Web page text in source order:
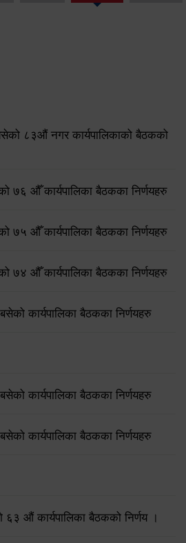
८३औं नगर कार्यपालिकाको बैठकको
७६ औँ कार्यपालिका बैठकका निर्णयहरु
७५ औँ कार्यपालिका बैठकका निर्णयहरु
७४ औँ कार्यपालिका बैठकका निर्णयहरु
कार्यपालिका बैठकका निर्णयहरु
कार्यपालिका बैठकका निर्णयहरु
कार्यपालिका बैठकका निर्णयहरु
६३ औं कार्यपालिका बैठकको निर्णय ।